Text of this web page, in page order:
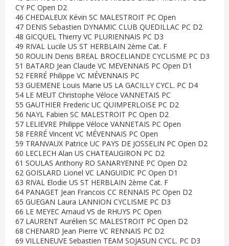
CY PC Open D2
46 CHEDALEUX Kévin SC MALESTROIT PC Open
47 DENIS Sebastien DYNAMIC CLUB QUEDILLAC PC D2
48 GICQUEL Thierry VC PLURIENNAIS PC D3
49 RIVAL Lucile US ST HERBLAIN 2ème Cat. F
50 ROULIN Denis BREAL BROCELIANDE CYCLISME PC D3
51 BATARD Jean Claude VC MEVENNAIS PC Open D1
52 FERRÉ Philippe VC MÉVENNAIS PC
53 GUEMENE Louis Marie US LA GACILLY CYCL. PC D4
54 LE MEUT Christophe Véloce VANNETAIS PC
55 GAUTHIER Frederic UC QUIMPERLOISE PC D2
56 NAYL Fabien SC MALESTROIT PC Open D2
57 LELIEVRE Philippe Véloce VANNETAIS PC Open
58 FERRÉ Vincent VC MÉVENNAIS PC Open
59 TRANVAUX Patrice UC PAYS DE JOSSELIN PC Open D2
60 LECLECH Alan US CHATEAUGIRON PC D2
61 SOULAS Anthony RO SANARYENNE PC Open D2
62 GOISLARD Lionel VC LANGUIDIC PC Open D1
63 RIVAL Elodie US ST HERBLAIN 2ème Cat. F
64 PANAGET Jean Francois CC RENNAIS PC Open D2
65 GUEGAN Laura LANNION CYCLISME PC D3
66 LE MEYEC Arnaud VS de RHUYS PC Open
67 LAURENT Aurélien SC MALESTROIT PC Open D2
68 CHENARD Jean Pierre VC RENNAIS PC D2
69 VILLENEUVE Sebastien TEAM SOJASUN CYCL. PC D3